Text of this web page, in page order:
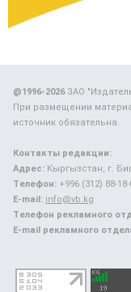
@1996-2026ЗАО
При размещении
источник обязательна.
Контакты редакции:
Адрес: Кыргызстан, г.
Телефон: +996 (312) 88-18-
E-mail: info@vb.kg
Телефон рекламного
E-mail рекламного